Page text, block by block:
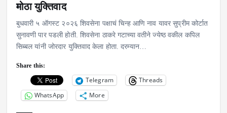
मोठा युक्तिवाद
बुधवारी ५ ऑगस्ट २०२६ शिवसेना पक्षाचं चिन्ह आणि नाव यावर सुप्रीम कोर्टात
सुनावणी पार पडली होती. शिवसेना ठाकरे गटाच्या वतीने ज्येष्ठ वकील कपिल
सिब्बल यांनी जोरदार युक्तिवाद केला होता. दरम्यान…
Share this:
Telegram
Threads
WhatsApp
More